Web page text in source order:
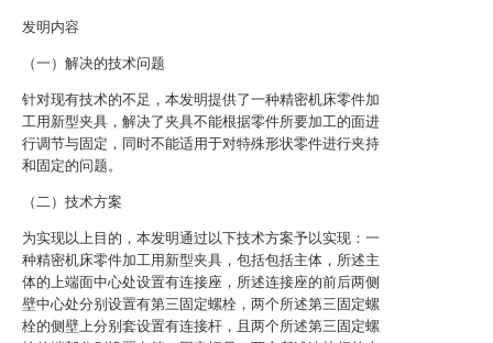
发明内容
（一）解决的技术问题
针对现有技术的不足，本发明提供了一种精密机床零件加
工用新型夹具，解决了夹具不能根据零件所要加工的面进
行调节与固定，同时不能适用于对特殊形状零件进行夹持
和固定的问题。
（二）技术方案
为实现以上目的，本发明通过以下技术方案予以实现：一
种精密机床零件加工用新型夹具，包括包括主体，所述主
体的上端面中心处设置有连接座，所述连接座的前后两侧
壁中心处分别设置有第三固定螺栓，两个所述第三固定螺
栓的侧壁上分别套设置有连接杆，且两个所述第三固定螺